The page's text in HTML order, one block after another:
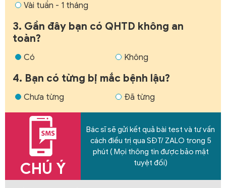
Vài tuần - 1 tháng
3. Gần đây bạn có QHTD không an
toàn?
Có Không
4. Bạn có từng bị mắc bệnh lậu?
Chưa từng Đã từng
CHÚ Ý
Bác sĩ sẽ gửi kết quả bài test và tư vấn
cách điều trị qua SĐT/ ZALO trong 5
phút ( Mọi thông tin được bảo mật
tuyệt đối)